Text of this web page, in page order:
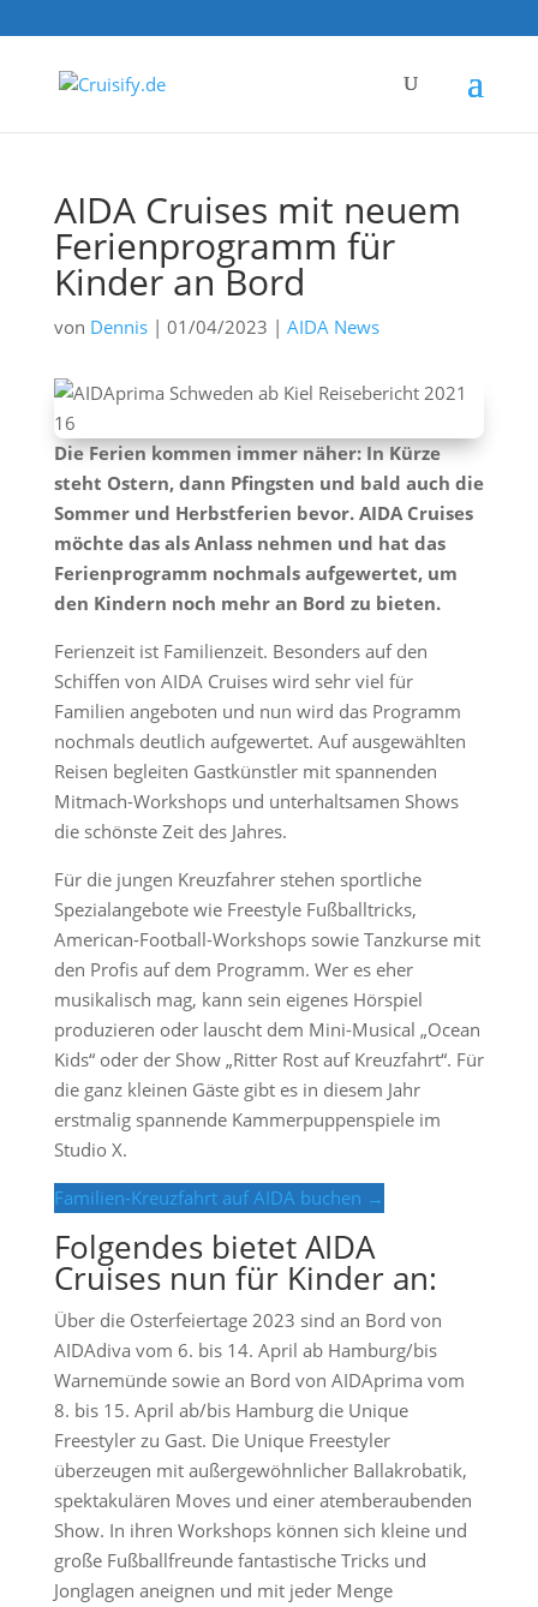
AIDA Cruises mit neuem
Ferienprogramm für
Kinder an Bord
von Dennis| 01/04/2023 | AIDA News
Die Ferien kommen immer näher: In Kürze
steht Ostern, dann Pfingsten und bald auch die
Sommer und Herbstferien bevor. AIDA Cruises
möchte das als Anlass nehmen und hat das
Ferienprogramm nochmals aufgewertet, um
den Kindern noch mehr an Bord zu bieten.
Ferienzeit ist Familienzeit. Besonders auf den
Schiffen von AIDA Cruises wird sehr viel für
Familien angeboten und nun wird das Programm
nochmals deutlich aufgewertet. Auf ausgewählten
Reisen begleiten Gastkünstler mit spannenden
Mitmach-Workshops und unterhaltsamen Shows
die schönste Zeit des Jahres.
Für die jungen Kreuzfahrer stehen sportliche
Spezialangebote wie Freestyle Fußballtricks,
American-Football-Workshops sowie Tanzkurse mit
den Profis auf dem Programm. Wer es eher
musikalisch mag, kann sein eigenes Hörspiel
produzieren oder lauscht dem Mini-Musical „Ocean
Kids“ oder der Show „Ritter Rost auf Kreuzfahrt“. Für
die ganz kleinen Gäste gibt es in diesem Jahr
erstmalig spannende Kammerpuppenspiele im
Studio X.
Familien-Kreuzfahrt auf AIDA buchen →
Folgendes bietet AIDA
Cruises nun für Kinder an:
Über die Osterfeiertage 2023 sind an Bord von
AIDAdiva vom 6. bis 14. April ab Hamburg/bis
Warnemünde sowie an Bord von AIDAprima vom
8. bis 15. April ab/bis Hamburg die Unique
Freestyler zu Gast. Die Unique Freestyler
überzeugen mit außergewöhnlicher Ballakrobatik,
spektakulären Moves und einer atemberaubenden
Show. In ihren Workshops können sich kleine und
große Fußballfreunde fantastische Tricks und
Jonglagen aneignen und mit jeder Menge